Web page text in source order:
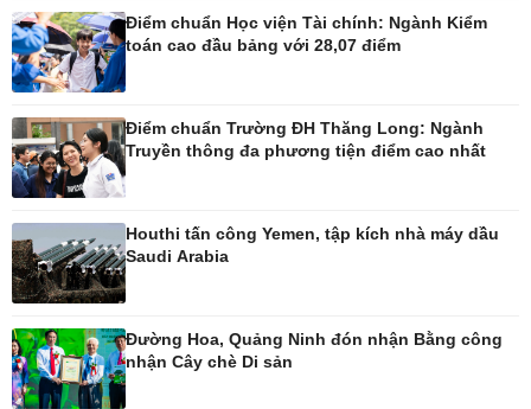
Kinh tế
Bất động sản
Khởi nghiệp
Thị trường
Giá vàng
Chứng khoán
Giá cà phê
Vụ án
Tin nóng
Thể thao
Thế giới thể thao
Lịch thi đấu bóng đá
Điểm chuẩn Học viện Tài chính: Ngành Kiểm
toán cao đầu bảng với 28,07 điểm
Điểm chuẩn Trường ĐH Thăng Long: Ngành
Truyền thông đa phương tiện điểm cao nhất
Houthi tấn công Yemen, tập kích nhà máy dầu
Saudi Arabia
Đường Hoa, Quảng Ninh đón nhận Bằng công
nhận Cây chè Di sản